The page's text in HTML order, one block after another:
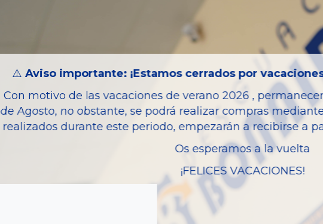
Combustible
Potencia
Modelo
Piezas almacenadas
⚠️ Aviso importante: ¡Estamos cerrados por
Con motivo de las vacaciones de verano 2026 ,
de Agosto, no obstante, se podrá realizar compras
realizados durante este periodo, empezarán a recibirse a
Os esperamos a la vuelta
¡FELICES VACACIONES!